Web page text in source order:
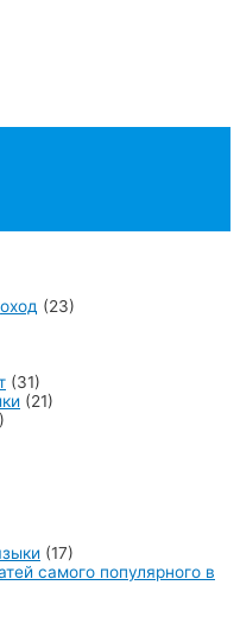
(23)
(31)
(21)
(17)
самого популярного в